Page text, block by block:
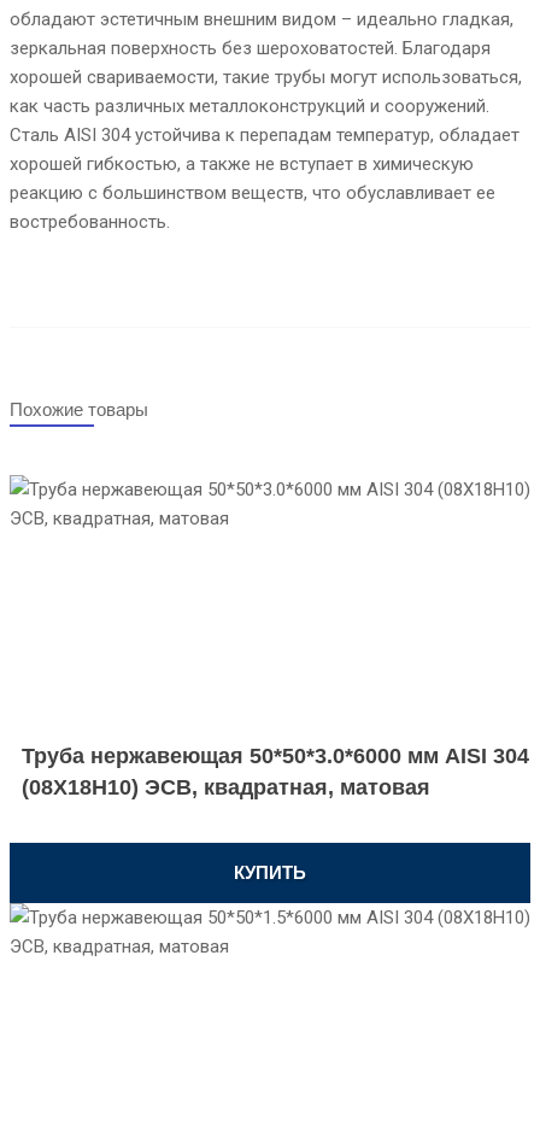
обладают эстетичным внешним видом – идеально гладкая,
зеркальная поверхность без шероховатостей. Благодаря
хорошей свариваемости, такие трубы могут использоваться,
как часть различных металлоконструкций и сооружений.
Сталь AISI 304 устойчива к перепадам температур, обладает
хорошей гибкостью, а также не вступает в химическую
реакцию с большинством веществ, что обуславливает ее
востребованность.
Похожие товары
Труба нержавеющая 50*50*3.0*6000 мм AISI 304
(08Х18Н10) ЭСВ, квадратная, матовая
КУПИТЬ